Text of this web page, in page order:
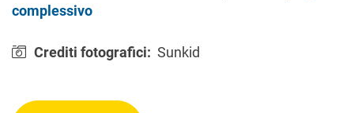
complessivo
Crediti fotografici: Sunkid